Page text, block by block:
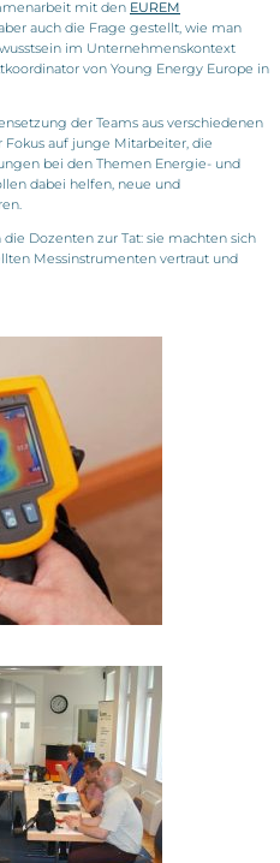
mit den EUREM
auch die Frage gestellt, wie man
im Unternehmenskontext
von Young Energy Europe in
der Teams aus verschiedenen
auf junge Mitarbeiter, die
bei den Themen Energie- und
dabei helfen, neue und
Dozenten zur Tat: sie machten sich
Messinstrumenten vertraut und